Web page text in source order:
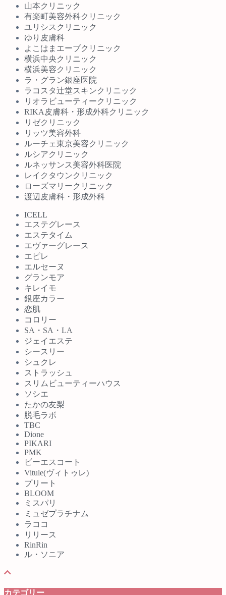
山本クリニック
有楽町美容外科クリニック
ユリシスクリニック
ゆり皮膚科
よこはまエーブクリニック
横浜中央クリニック
横浜美容クリニック
ラ・グラン銀座医院
ラコスタ辻堂スキンクリニック
リオラビューティークリニック
RIKA皮膚科・形成外科クリニック
リゼクリニック
リッツ美容外科
ルーチェ東京美容クリニック
ルシアクリニック
ルネッサンス美容外科医院
レイクタウンクリニック
ローズマリークリニック
渡辺皮膚科・形成外科
ICELL
エステグレース
エステタイム
エヴァーグレース
エピレ
エルセーヌ
グランモア
キレイモ
銀座カラー
恋肌
コロリー
SA・SA・LA
ジェイエステ
シースリー
シュクレ
ストラッシュ
スリムビューティーハウス
ソシエ
たかの友梨
脱毛ラボ
TBC
Dione
PIKARI
PMK
ビーエスコート
Vitule(ヴィトゥレ)
プリート
BLOOM
ミスパリ
ミュゼプラチナム
ラココ
リリース
RinRin
ル・ソニア
カテゴリー